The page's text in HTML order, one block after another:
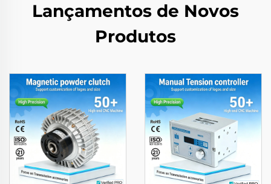
Lançamentos de Novos
Produtos